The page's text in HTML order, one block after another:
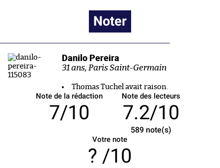
Noter
Danilo Pereira
31 ans, Paris Saint-Germain
Thomas Tuchel avait raison.
Note de la rédaction
7/10
Note des lecteurs
7.2/10
589note(s)
Votre note
/10